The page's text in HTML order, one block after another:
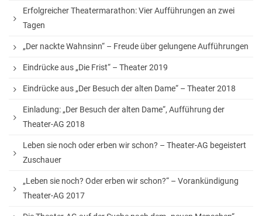
Girls‘ and Boys‘ Day
Betriebspraktikum
KAoA-Praxistage Sek II
Exkursion Universität Bielefeld
Studienorientierung NRW
Ausbildungs- und Studienplatzsuche
Gemeinsam „Lernen lernen“
Soziales Lernen
Erfolgreicher Theatermarathon: Vier Aufführungen an zwei
Tagen
„Der nackte Wahnsinn“ – Freude über gelungene Aufführungen
Eindrücke aus „Die Frist“ – Theater 2019
Eindrücke aus „Der Besuch der alten Dame“ – Theater 2018
Einladung: „Der Besuch der alten Dame“, Aufführung der
Theater-AG 2018
Leben sie noch oder erben wir schon? – Theater-AG begeistert
Zuschauer
„Leben sie noch? Oder erben wir schon?“ – Vorankündigung
Theater-AG 2017